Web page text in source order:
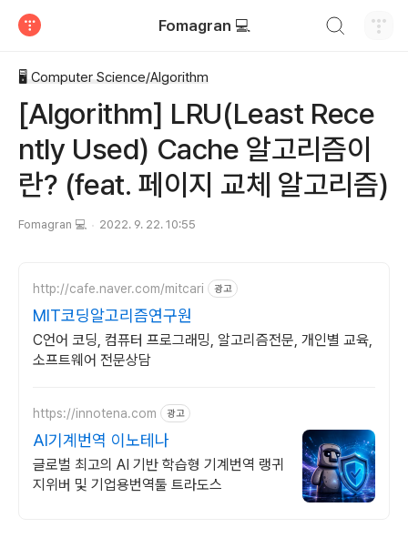
Fomagran 💻
🖥 Computer Science/Algorithm
[Algorithm] LRU(Least Rece
ntly Used) Cache 알고리즘이
란? (feat. 페이지 교체 알고리즘)
Fomagran 💻 2022. 9. 22. 10:55
http://cafe.naver.com/mitcari 광고
MIT코딩알고리즘연구원
C언어 코딩, 컴퓨터 프로그래밍, 알고리즘전문, 개인별 교육,
소프트웨어 전문상담
https://innotena.com 광고
AI기계번역 이노테나
글로벌 최고의 AI 기반 학습형 기계번역 랭귀
지위버 및 기업용번역툴 트라도스